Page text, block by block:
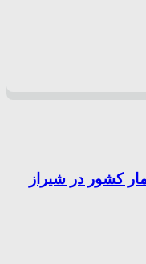
کشور در شیراز